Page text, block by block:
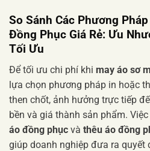
So Sánh Các Phương Pháp
Đồng Phục Giá Rẻ: Ưu
Tối Ưu
Để tối ưu chi phí khi may áo sơ
lựa chọn phương pháp in hoặc
then chốt, ảnh hưởng trực tiếp
bền và giá thành sản phẩm.
áo đồng phục và thêu áo đồng
giúp doanh nghiệp đưa ra quyết